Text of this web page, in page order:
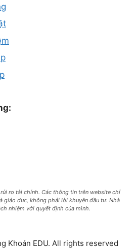
ro tài chính. Các thông tin trên website chỉ
giáo dục, không phải lời khuyên đầu tư. Nhà
nhiệm với quyết định của mình.
Khoán EDU. All rights reserved